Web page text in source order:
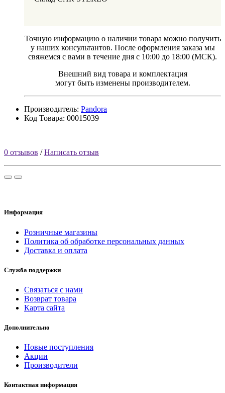
Точную информацию о наличии товара можно получить
у наших консультантов. После оформления заказа мы
свяжемся с вами в течение дня с 10:00 до 18:00 (МСК).
Внешний вид товара и комплектация
могут быть изменены производителем.
Производитель: Pandora
Код Товара: 00015039
0 отзывов /Написать отзыв
Информация
Розничные магазины
Политика об обработке персональных данных
Доставка и оплата
Служба поддержки
Связаться с нами
Возврат товара
Карта сайта
Дополнительно
Новые поступления
Акции
Производители
Контактная информация